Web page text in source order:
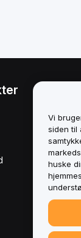
Vi
siden til
huske